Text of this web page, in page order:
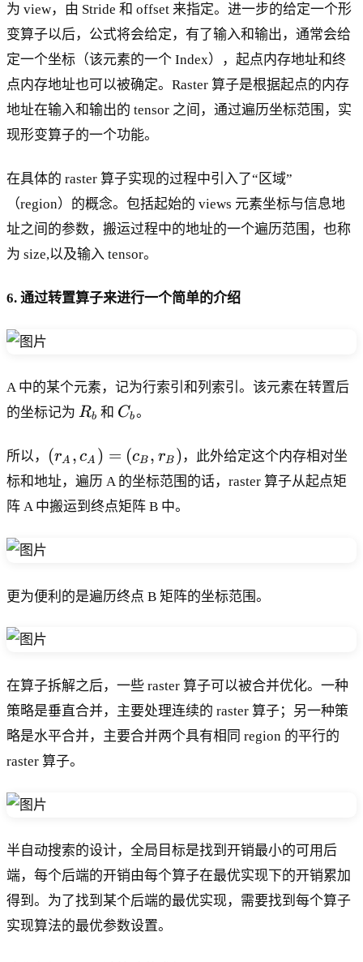
为 view，由 Stride 和 offset 来指定。进一步的给定一个形
变算子以后，公式将会给定，有了输入和输出，通常会给
定一个坐标（该元素的一个 Index），起点内存地址和终
点内存地址也可以被确定。Raster 算子是根据起点的内存
地址在输入和输出的 tensor 之间，通过遍历坐标范围，实
现形变算子的一个功能。
在具体的 raster 算子实现的过程中引入了“区域”
（region）的概念。包括起始的 views 元素坐标与信息地
址之间的参数，搬运过程中的地址的一个遍历范围，也称
为 size,以及输入 tensor。
6. 通过转置算子来进行一个简单的介绍
A 中的某个元素，记为行索引和列索引。该元素在转置后
的坐标记为 R
b
Rb 和 C
b
Cb。
所以，
(r
_
A
,c
=
(
,r
_
B
)
(rA , cA ) = (cB , rB ) ，此外给定这个内存相对坐
标和地址，遍历 A 的坐标范围的话，raster 算子从起点矩
阵 A 中搬运到终点矩阵 B 中。
更为便利的是遍历终点 B 矩阵的坐标范围。
在算子拆解之后，一些 raster 算子可以被合并优化。一种
策略是垂直合并，主要处理连续的 raster 算子；另一种策
略是水平合并，主要合并两个具有相同 region 的平行的
raster 算子。
半自动搜索的设计，全局目标是找到开销最小的可用后
端，每个后端的开销由每个算子在最优实现下的开销累加
得到。为了找到某个后端的最优实现，需要找到每个算子
实现算法的最优参数设置。